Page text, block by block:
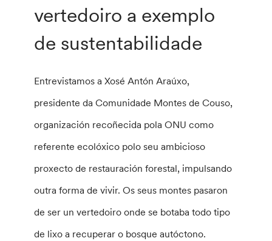
vertedoiro a exemplo
de sustentabilidade
Entrevistamos a Xosé Antón Araúxo,
presidente da Comunidade Montes de Couso,
organización recoñecida pola ONU como
referente ecolóxico polo seu ambicioso
proxecto de restauración forestal, impulsando
outra forma de vivir. Os seus montes pasaron
de ser un vertedoiro onde se botaba todo tipo
de lixo a recuperar o bosque autóctono.